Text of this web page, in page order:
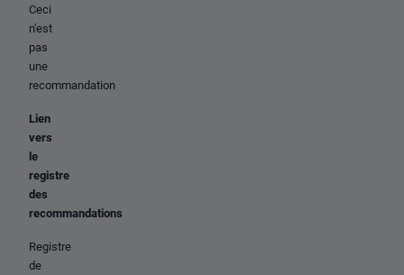
Ceci
n'est
pas
une
recommandation
Lien
vers
le
registre
des
recommandations
Registre
de